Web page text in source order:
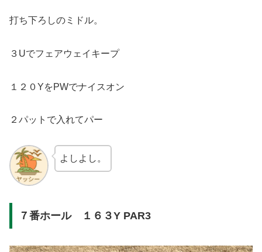
打ち下ろしのミドル。
３Uでフェアウェイキープ
１２０YをPWでナイスオン
２パットで入れてパー
よしよし。
７番ホール １６３Y PAR3